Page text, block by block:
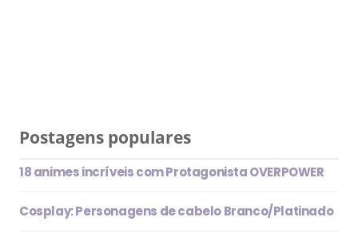
Postagens populares
18 animes incríveis com Protagonista OVERPOWER
Cosplay: Personagens de cabelo Branco/Platinado